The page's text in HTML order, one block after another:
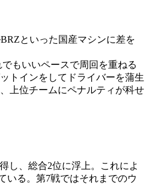
といった国産マシンに差を
もいいペースで周回を重ねる
トインをしてドライバーを蒲生
上位チームにペナルティが科せ
し、総合2位に浮上。これによ
いる。第7戦ではそれまでのウ